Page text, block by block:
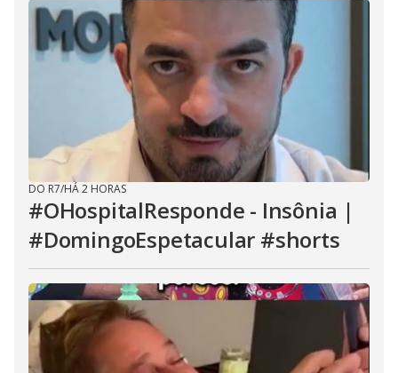
DO R7/HÁ 2 HORAS
#OHospitalResponde - Insônia |
#DomingoEspetacular #shorts